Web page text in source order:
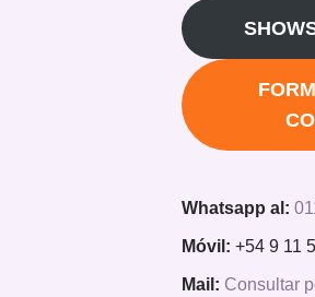
Whatsapp al:
Móvil: +54 9 11
Mail: Consultar